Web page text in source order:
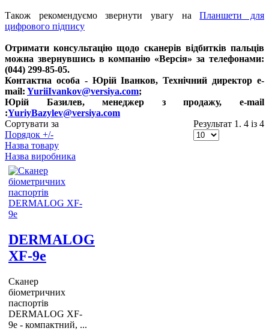
Також рекомендуємо звернути увагу наПланшети для
цифрового підпису
Отримати консультацію щодо сканерів відбитків пальців
можна звернувшись в компанію «Версія» за телефонами:
(044) 299-85-05.
Контактна особа - Юрій Іванков, Технічний директор e-
mail: YuriiIvankov@versiya.com;
Юрій Базилев, менеджер з продажу, e-mail
:YuriyBazylev@versiya.com
Сортувати за
Порядок +/-
Назва товару
Назва виробника
Результат 1. 4 із 4
DERMALOG
XF-9e
Сканер
біометричних
паспортів
DERMALOG XF-
9e - компактний, ...